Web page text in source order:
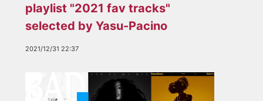
playlist "2021 fav tracks"
selected by Yasu-Pacino
2021/12/31 22:37